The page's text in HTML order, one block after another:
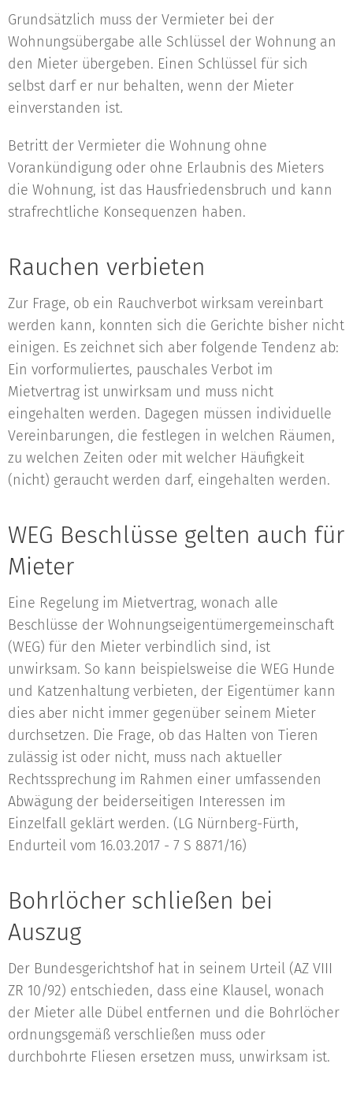
Grundsätzlich muss der Vermieter bei der
Wohnungsübergabe alle Schlüssel der Wohnung an
den Mieter übergeben. Einen Schlüssel für sich
selbst darf er nur behalten, wenn der Mieter
einverstanden ist.
Betritt der Vermieter die Wohnung ohne
Vorankündigung oder ohne Erlaubnis des Mieters
die Wohnung, ist das Hausfriedensbruch und kann
strafrechtliche Konsequenzen haben.
Rauchen verbieten
Zur Frage, ob ein Rauchverbot wirksam vereinbart
werden kann, konnten sich die Gerichte bisher nicht
einigen. Es zeichnet sich aber folgende Tendenz ab:
Ein vorformuliertes, pauschales Verbot im
Mietvertrag ist unwirksam und muss nicht
eingehalten werden. Dagegen müssen individuelle
Vereinbarungen, die festlegen in welchen Räumen,
zu welchen Zeiten oder mit welcher Häufigkeit
(nicht) geraucht werden darf, eingehalten werden.
WEG Beschlüsse gelten auch für
Mieter
Eine Regelung im Mietvertrag, wonach alle
Beschlüsse der Wohnungseigentümergemeinschaft
(WEG) für den Mieter verbindlich sind, ist
unwirksam. So kann beispielsweise die WEG Hunde
und Katzenhaltung verbieten, der Eigentümer kann
dies aber nicht immer gegenüber seinem Mieter
durchsetzen. Die Frage, ob das Halten von Tieren
zulässig ist oder nicht, muss nach aktueller
Rechtssprechung im Rahmen einer umfassenden
Abwägung der beiderseitigen Interessen im
Einzelfall geklärt werden. (LG Nürnberg-Fürth,
Endurteil vom 16.03.2017 - 7 S 8871/16)
Bohrlöcher schließen bei
Auszug
Der Bundesgerichtshof hat in seinem Urteil (AZ VIII
ZR 10/92) entschieden, dass eine Klausel, wonach
der Mieter alle Dübel entfernen und die Bohrlöcher
ordnungsgemäß verschließen muss oder
durchbohrte Fliesen ersetzen muss, unwirksam ist.